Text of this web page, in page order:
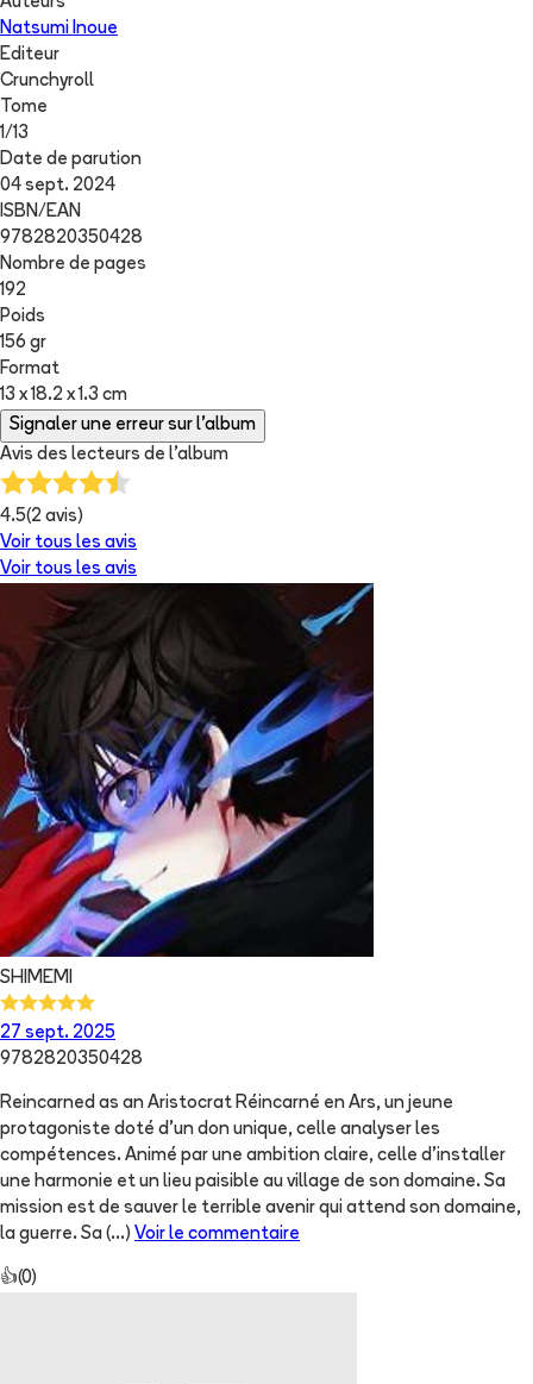
Natsumi Inoue
Editeur
Crunchyroll
Tome
1/13
Date de parution
04 sept. 2024
ISBN/EAN
9782820350428
Nombre de pages
192
Poids
156 gr
Format
13 x 18.2 x 1.3 cm
Signaler une erreur sur l'album
Avis des lecteurs de l'album
4.5(2 avis)
Voir tous les avis
Voir tous les avis
SHIMEMI
27 sept. 2025
9782820350428
Reincarned as an Aristocrat Réincarné en Ars, un jeune
protagoniste doté d'un don unique, celle analyser les
compétences. Animé par une ambition claire, celle d'installer
une harmonie et un lieu paisible au village de son domaine. Sa
mission est de sauver le terrible avenir qui attend son domaine,
la guerre. Sa (...) Voir le commentaire
👍(0)